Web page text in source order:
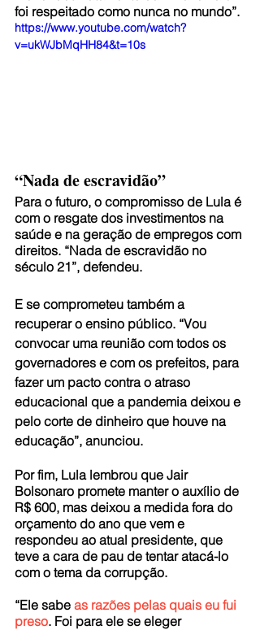
foi respeitado como nunca no mundo”.
https://www.youtube.com/watch?
v=ukWJbMqHH84&t=10s
“Nada de escravidão”
Para o futuro, o compromisso de Lula é
com o resgate dos investimentos na
saúde e na geração de empregos com
direitos. “Nada de escravidão no
século 21”, defendeu.
E se comprometeu também a
recuperar o ensino público. “Vou
convocar uma reunião com todos os
governadores e com os prefeitos, para
fazer um pacto contra o atraso
educacional que a pandemia deixou e
pelo corte de dinheiro que houve na
educação”, anunciou.
Por fim, Lula lembrou que Jair
Bolsonaro promete manter o auxílio de
R$ 600, mas deixou a medida fora do
orçamento do ano que vem e
respondeu ao atual presidente, que
teve a cara de pau de tentar atacá-lo
com o tema da corrupção.
“Ele sabe as razões pelas quais eu fui
preso. Foi para ele se eleger